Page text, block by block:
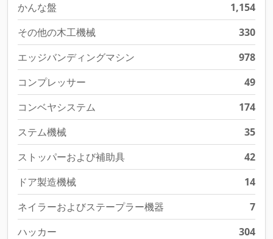
かんな盤
1,154
その他の木工機械
330
エッジバンディングマシン
978
コンプレッサー
49
コンベヤシステム
174
ステム機械
35
ストッパーおよび補助具
42
ドア製造機械
14
ネイラーおよびステープラー機器
7
ハッカー
304